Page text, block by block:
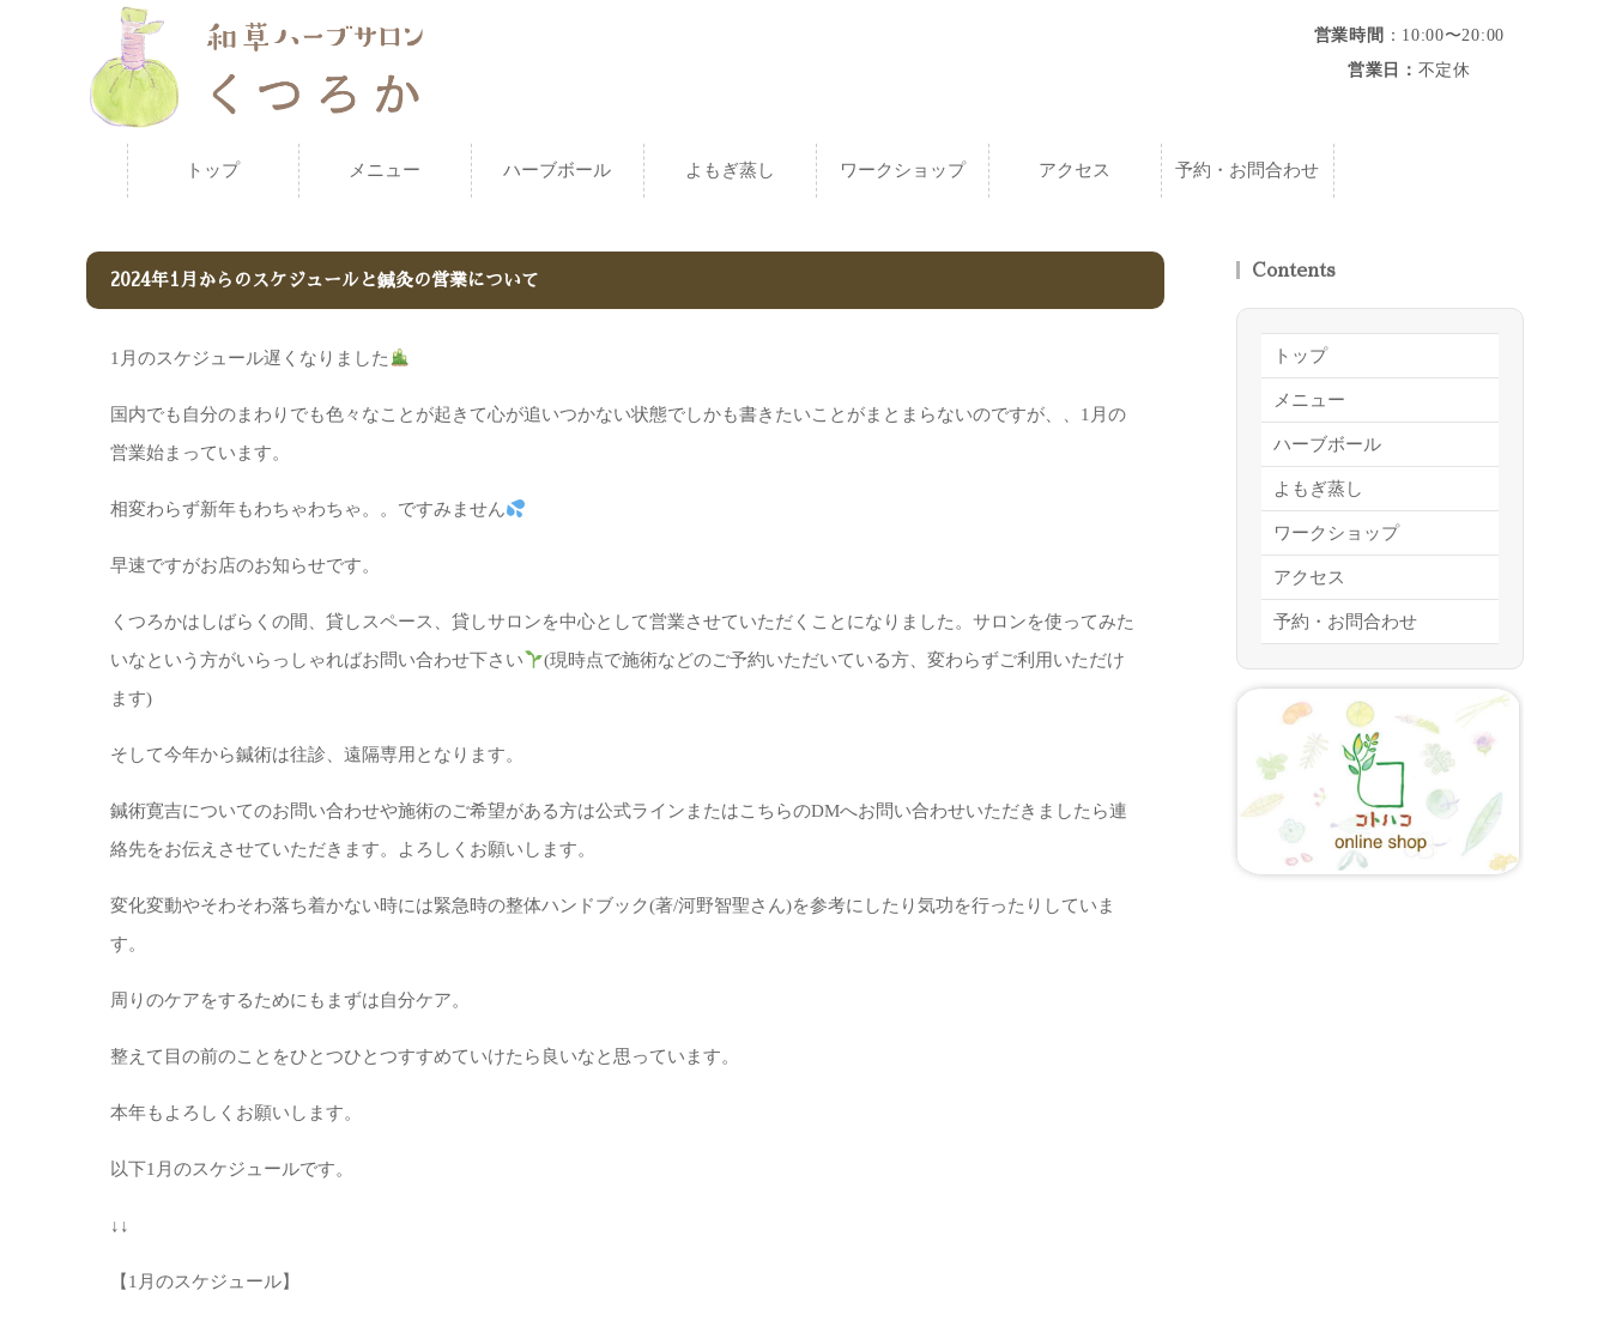
営業時間 ：10:00〜20:00
営業日： 不定休
トップ メニュー ハーブボール よもぎ蒸し ワークショップ アクセス 予約・お問合わせ
2024年1月からのスケジュールと鍼灸の営業について
1月のスケジュール遅くなりました
国内でも自分のまわりでも色々なことが起きて心が追いつかない状態でしかも書きたいことがまとまらないのですが、、1月の
営業始まっています。
相変わらず新年もわちゃわちゃ。。ですみません
早速ですがお店のお知らせです。
くつろかはしばらくの間、貸しスペース、貸しサロンを中心として営業させていただくことになりました。サロンを使ってみた
いなという方がいらっしゃればお問い合わせ下さい
(現時点で施術などのご予約いただいている方、変わらずご利用いただけ
ます)
そして今年から鍼術は往診、遠隔専用となります。
鍼術寛吉についてのお問い合わせや施術のご希望がある方は公式ラインまたはこちらのDMへお問い合わせいただきましたら連
絡先をお伝えさせていただきます。よろしくお願いします。
変化変動やそわそわ落ち着かない時には緊急時の整体ハンドブック(著/河野智聖さん)を参考にしたり気功を行ったりしていま
す。
周りのケアをするためにもまずは自分ケア。
整えて目の前のことをひとつひとつすすめていけたら良いなと思っています。
本年もよろしくお願いします。
以下1月のスケジュールです。
↓↓
【1月のスケジュール】
Contents
トップ
メニュー
ハーブボール
よもぎ蒸し
ワークショップ
アクセス
予約・お問合わせ